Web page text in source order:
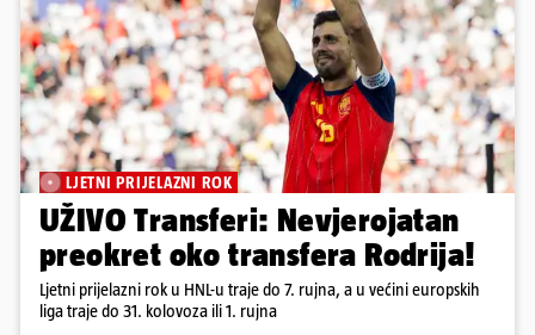
LJETNI PRIJELAZNI ROK
UŽIVO Transferi: Nevjerojatan
preokret oko transfera Rodrija!
Ljetni prijelazni rok u HNL-u traje do 7. rujna, a u većini europskih
liga traje do 31. kolovoza ili 1. rujna